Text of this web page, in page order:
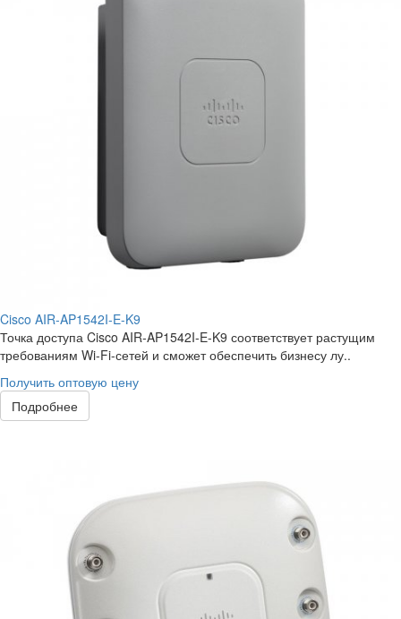
Cisco AIR-AP1542I-E-K9
Точка доступа Cisco AIR-AP1542I-E-K9 соответствует растущим
требованиям Wi-Fi-сетей и сможет обеспечить бизнесу лу..
Получить оптовую цену
Подробнее